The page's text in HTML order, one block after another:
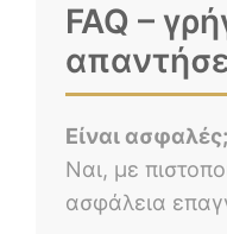
FAQ –
Είναι ασφαλές;
Ναι, με
ασφάλεια